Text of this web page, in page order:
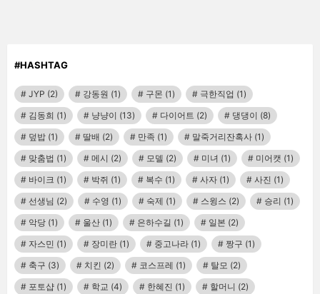
#HASHTAG
JYP (2) 강동원 (1) 구몬 (1) 극한직업 (1)
김동희 (1) 냥냥이 (13) 다이어트 (2) 댕댕이 (8)
덮밥 (1) 딸배 (2) 만족 (1) 말죽거리잔혹사 (1)
맞춤법 (1) 메시 (2) 모델 (2) 미녀 (1) 미어캣 (1)
바이크 (1) 박쥐 (1) 복수 (1) 사자 (1) 사진 (1)
선생님 (2) 수영 (1) 숙제 (1) 스윙스 (2) 승리 (1)
악당 (1) 울산 (1) 은하수길 (1) 일본 (2)
자스민 (1) 장미란 (1) 중고나라 (1) 짱구 (1)
축구 (3) 치킨 (2) 코스프레 (1) 탈모 (2)
포토샵 (1) 학교 (4) 한혜진 (1) 할머니 (2)